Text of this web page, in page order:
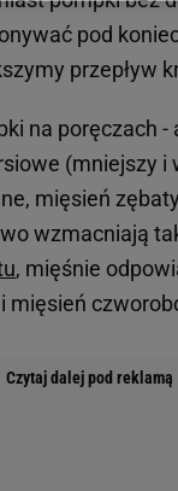
pod
przepływ
na poręczach -
(mniejszy i
mięsień
wzmacniają
, mięśnie
mięsień